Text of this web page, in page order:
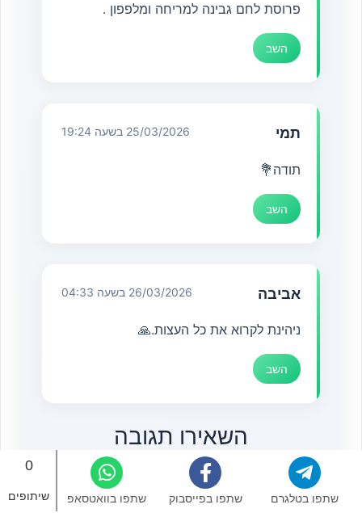
0
שיתופים שתפו בוואטסאפ שתפו בפייסבוק שתפו בטלגרם
פרוסת לחם גבינה למריחה ומלפפון .
השב
תמי 25/03/2026 בשעה 19:24
תודה💐
השב
אביבה 26/03/2026 בשעה 04:33
ניהינת לקרוא את כל העצות.🙏
השב
השאירו תגובה
התגובה שלכם